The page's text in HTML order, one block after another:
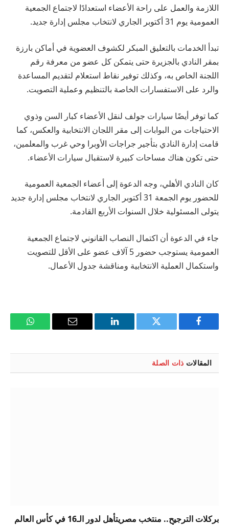
اللازمة والعمل على راحة الأعضاء استعدادًا لاجتماع الجمعية
العمومية يوم 31 أكتوبر الجاري لانتخاب مجلس إدارة جديد.
تبدأ الخدمات بالتعليق المبكر لكشوف العضوية في أماكن بارزة
بمقر النادي بالجزيرة حتى يتمكن كل عضو من معرفة رقم
اللجنة الخاص به، وكذلك توفير نقاط استعلام لتقديم المساعدة
والرد على الاستفسارات الخاصة بالتنظيم وعملية التصويت.
كما توفر أيضًا سيارات جولف لنقل الأعضاء كبار السن وذوي
الاحتياجات من البوابات إلى مقر اللجان الانتخابية والعكس، كما
قامت إدارة النادي بتأجير جراجات الأوبرا وحي غرب والمعلمين،
حتى تكون هناك مساحات كبيرة لاستقبال سيارات الأعضاء.
كان النادي الأهلي، وجه الدعوة إلى أعضاء الجمعية العمومية
للحضور يوم الجمعة 31 أكتوبر الجاري لانتخاب مجلس إدارة جديد
يتولى المسئولية خلال السنوات الأربع القادمة.
جاء في الدعوة أن اكتمال النصاب القانوني لاجتماع الجمعية
العمومية يستوجب حضور 5 آلاف عضو على الأقل للتصويت
واستكمال العملية الانتخابية ومناقشة جدول الأعمال.
فيسبوك تويتر لينكدإن
البريد
واتساب
المقالات ذات الصلة
بركلات الترجيح.. منتخب مصريتأهل لدور الـ16 في كأس العالم